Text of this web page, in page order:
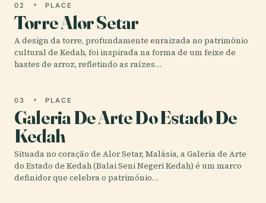
02 PLACE
Torre Alor Setar
A design da torre, profundamente enraizada no patrimônio
cultural de Kedah, foi inspirada na forma de um feixe de
hastes de arroz, refletindo as raízes…
03 PLACE
Galeria De Arte Do Estado De
Kedah
Situada no coração de Alor Setar, Malásia, a Galeria de Arte
do Estado de Kedah (Balai Seni Negeri Kedah) é um marco
definidor que celebra o património…